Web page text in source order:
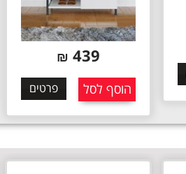
439
₪
הוסף לסל פרטים